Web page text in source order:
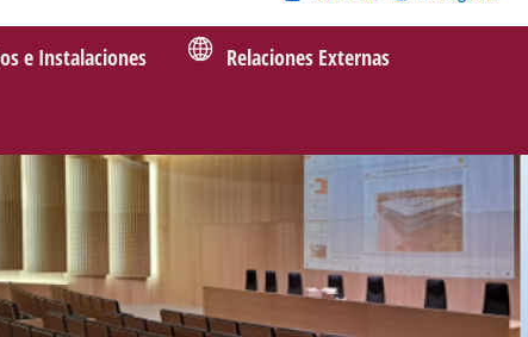
e Instalaciones Relaciones Externas